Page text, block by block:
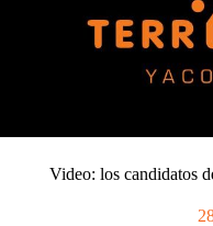
Video: los candidatos